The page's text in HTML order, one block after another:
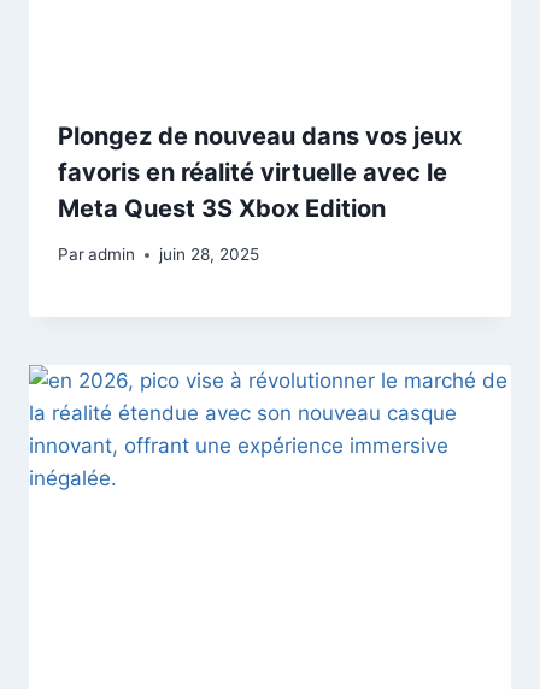
Plongez de nouveau dans vos jeux
favoris en réalité virtuelle avec le
Meta Quest 3S Xbox Edition
Paradmin juin 28, 2025